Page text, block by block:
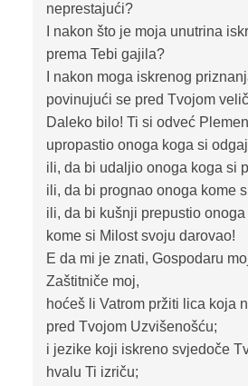
neprestajući?
I nakon što je moja unutrina
prema Tebi gajila?
I nakon moga iskrenog
povinujući se pred Tvojom
Daleko bilo! Ti si odveć
upropastio onoga koga si
ili, da bi udaljio onoga koga si
ili, da bi prognao onoga kome
ili, da bi kušnji prepustio
kome si Milost svoju darovao!
E da mi je znati, Gospodaru
Zaštitniče moj,
hoćeš li Vatrom pržiti lica koja
pred Tvojom Uzvišenošću;
i jezike koji iskreno svjedoče
hvalu Ti izriču;